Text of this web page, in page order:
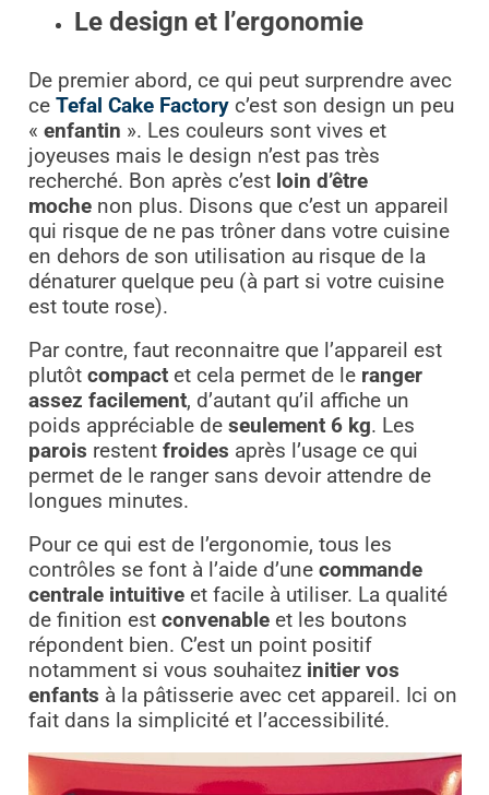
Le design et l’ergonomie
De premier abord, ce qui peut surprendre avec
ce Tefal Cake Factoryc’est son design un peu
« enfantin ». Les couleurs sont vives et
joyeuses mais le design n’est pas très
recherché. Bon après c’estloin d’être
mochenon plus. Disons que c’est un appareil
qui risque de ne pas trôner dans votre cuisine
en dehors de son utilisation au risque de la
dénaturer quelque peu (à part si votre cuisine
est toute rose).
Par contre, faut reconnaitre que l’appareil est
plutôt compactet cela permet de le ranger
assez facilement, d’autant qu’il affiche un
poids appréciable de seulement 6 kg. Les
parois restent froides après l’usage ce qui
permet de le ranger sans devoir attendre de
longues minutes.
Pour ce qui est de l’ergonomie, tous les
contrôles se font à l’aide d’une commande
centrale intuitiveet facile à utiliser. La qualité
de finition est convenableet les boutons
répondent bien. C’est un point positif
notamment si vous souhaitez initier vos
enfants à la pâtisserie avec cet appareil. Ici on
fait dans la simplicité et l’accessibilité.